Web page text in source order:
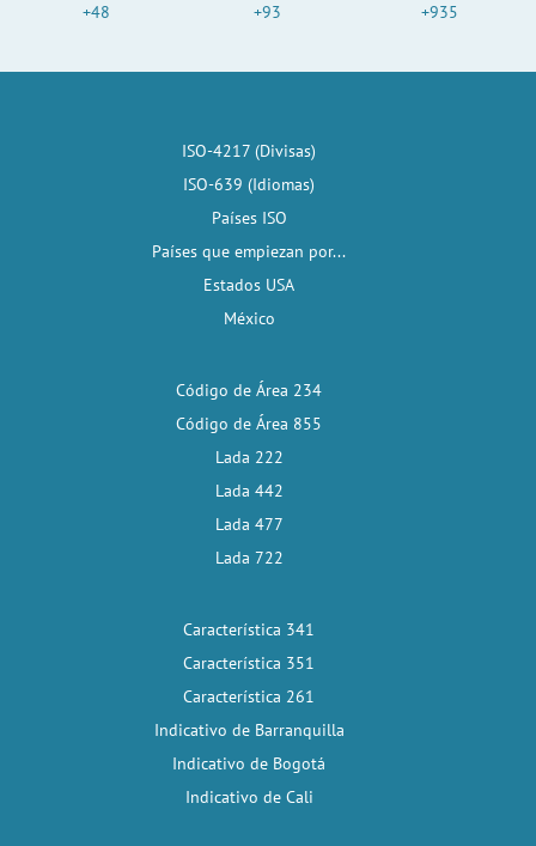
+48
+93
+935
ISO-4217 (Divisas)
ISO-639 (Idiomas)
Países ISO
Países que empiezan por...
Estados USA
México
Código de Área 234
Código de Área 855
Lada 222
Lada 442
Lada 477
Lada 722
Característica 341
Característica 351
Característica 261
Indicativo de Barranquilla
Indicativo de Bogotá
Indicativo de Cali